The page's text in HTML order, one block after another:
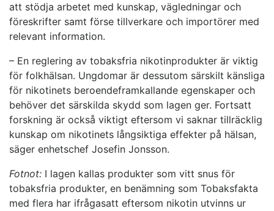
att stödja arbetet med kunskap, vägledningar och
föreskrifter samt förse tillverkare och importörer med
relevant information.
– En reglering av tobaksfria nikotinprodukter är viktig
för folkhälsan. Ungdomar är dessutom särskilt känsliga
för nikotinets beroendeframkallande egenskaper och
behöver det särskilda skydd som lagen ger. Fortsatt
forskning är också viktigt eftersom vi saknar tillräcklig
kunskap om nikotinets långsiktiga effekter på hälsan,
säger enhetschef Josefin Jonsson.
Fotnot: I lagen kallas produkter som vitt snus för
tobaksfria produkter, en benämning som Tobaksfakta
med flera har ifrågasatt eftersom nikotin utvinns ur